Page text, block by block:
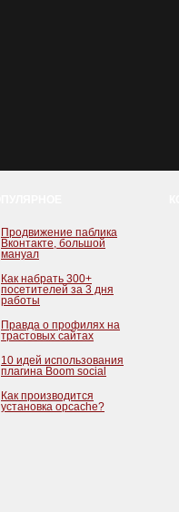
Продвижение паблика
Вконтакте, большой
мануал
Как набрать 300+
посетителей за 3 дня
работы
Правда о профилях на
трастовых сайтах
10 идей использования
плагина Boom social
Как производится
установка opcache?